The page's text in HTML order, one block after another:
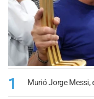
1 Murió Jorge Messi,